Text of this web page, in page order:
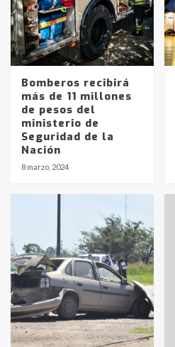
Bomberos recibirá
más de 11 millones
de pesos del
ministerio de
Seguridad de la
Nación
8 marzo, 2024